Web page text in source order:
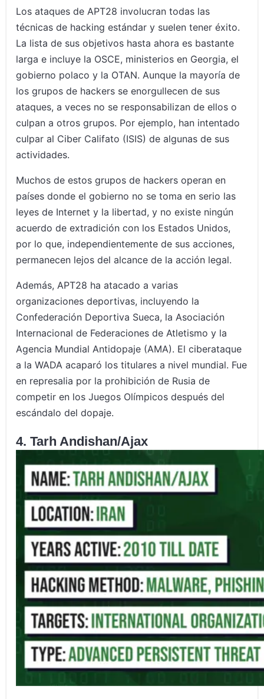
Los ataques de APT28 involucran todas las
técnicas de hacking estándar y suelen tener éxito.
La lista de sus objetivos hasta ahora es bastante
larga e incluye la OSCE, ministerios en Georgia, el
gobierno polaco y la OTAN. Aunque la mayoría de
los grupos de hackers se enorgullecen de sus
ataques, a veces no se responsabilizan de ellos o
culpan a otros grupos. Por ejemplo, han intentado
culpar al Ciber Califato (ISIS) de algunas de sus
actividades.
Muchos de estos grupos de hackers operan en
países donde el gobierno no se toma en serio las
leyes de Internet y la libertad, y no existe ningún
acuerdo de extradición con los Estados Unidos,
por lo que, independientemente de sus acciones,
permanecen lejos del alcance de la acción legal.
Además, APT28 ha atacado a varias
organizaciones deportivas, incluyendo la
Confederación Deportiva Sueca, la Asociación
Internacional de Federaciones de Atletismo y la
Agencia Mundial Antidopaje (AMA). El ciberataque
a la WADA acaparó los titulares a nivel mundial. Fue
en represalia por la prohibición de Rusia de
competir en los Juegos Olímpicos después del
escándalo del dopaje.
4. Tarh Andishan/Ajax